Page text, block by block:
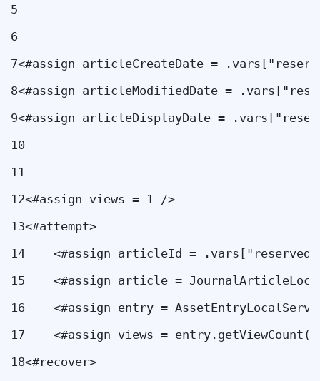
5
6
7<#assign articleCreateDate =
8<#assign articleModifiedDate =
9<#assign articleDisplayDate =
10
11
12<#assign views = 1 />
13<#attempt>
14
<#assign articleId =
15
<#assign article =
16
<#assign entry =
17
<#assign views =
18<#recover>